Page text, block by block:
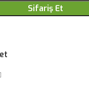
Sifariş Et